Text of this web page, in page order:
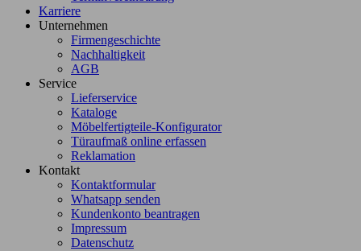
Karriere
Unternehmen
Firmengeschichte
Nachhaltigkeit
AGB
Service
Lieferservice
Kataloge
Möbelfertigteile-Konfigurator
Türaufmaß online erfassen
Reklamation
Kontakt
Kontaktformular
Whatsapp senden
Kundenkonto beantragen
Impressum
Datenschutz